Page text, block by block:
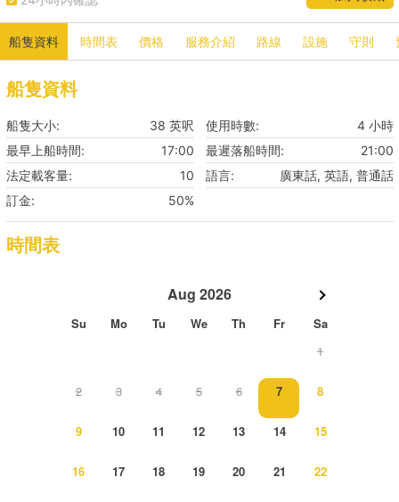
船隻資料 時間表 價格 服務介紹 路線 設施 守則
船隻資料
船隻大小: 38 英呎 使用時數:
4 小時
最早上船時間:
17:00 最遲落船時間:
21:00
法定載客量:
10 語言:
廣東話, 英語, 普通話
訂金:
50%
時間表
Aug 2026
Su Mo Tu We Th Fr
Sa
1
2 3 4 5 6 7 8
9 10 11 12 13 14 15
16 17 18 19 20 21 22